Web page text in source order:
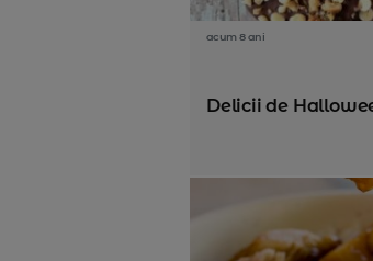
acum 8 ani
Delicii de